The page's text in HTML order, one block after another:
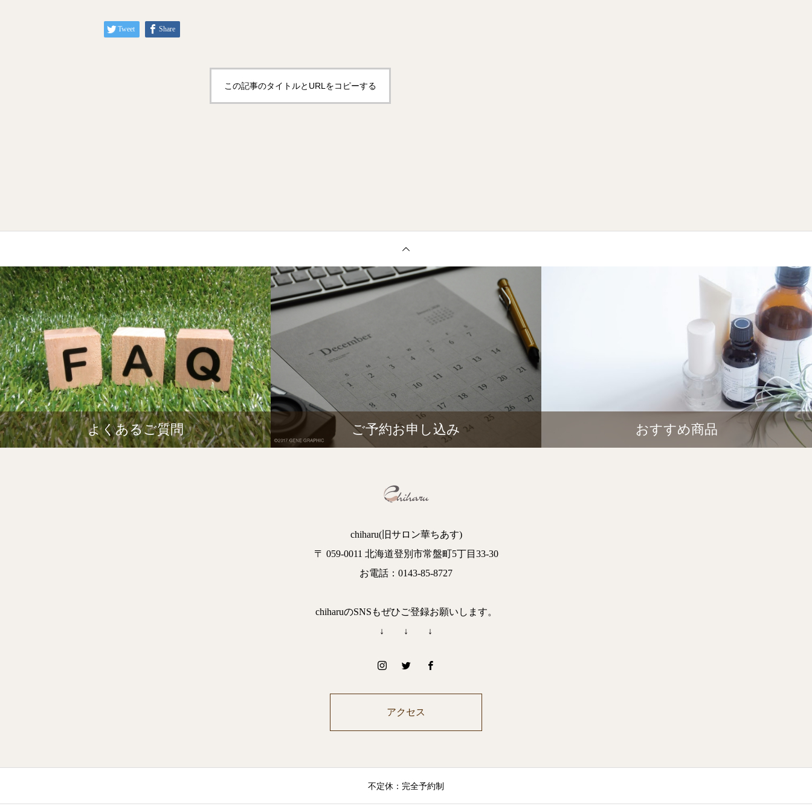
Tweet Share
この記事のタイトルとURLをコピーする
よくあるご質問 ご予約お申し込み おすすめ商品
chiharu(旧サロン華ちあす)
〒 059-0011 北海道登別市常盤町5丁目33-30
お電話：0143-85-8727
chiharuのSNSもぜひご登録お願いします。
↓ ↓ ↓
アクセス
不定休：完全予約制